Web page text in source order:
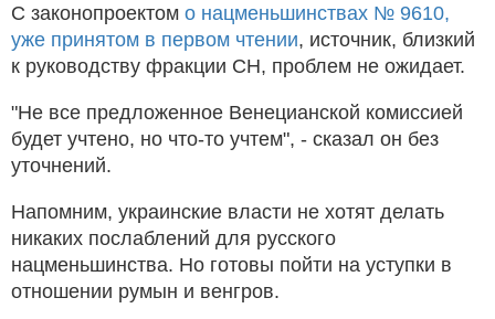
С законопроектом о нацменьшинствах № 9610,
уже принятом в первом чтении, источник, близкий
к руководству фракции СН, проблем не ожидает.
"Не все предложенное Венецианской комиссией
будет учтено, но что-то учтем", - сказал он без
уточнений.
Напомним, украинские власти не хотят делать
никаких послаблений для русского
нацменьшинства. Но готовы пойти на уступки в
отношении румын и венгров.